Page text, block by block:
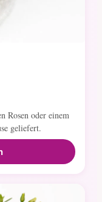
Rosen oder einem
geliefert.